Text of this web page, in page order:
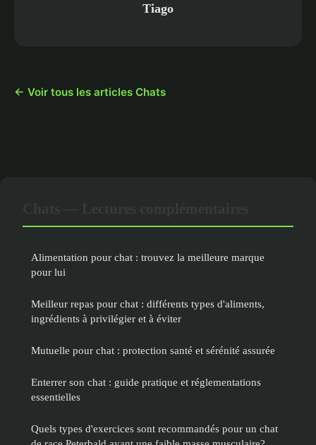
Tiago
← Voir tous les articles Chats
Alimentation pour chat : trouvez la meilleure marque
pour lui
Meilleur repas pour chat : différents types d'aliments,
ingrédients à privilégier et à éviter
Mutuelle pour chat : protection santé et sérénité assurée
Enterrer son chat : guide pratique et réglementations
essentielles
Quels types d'exercices sont recommandés pour un chat